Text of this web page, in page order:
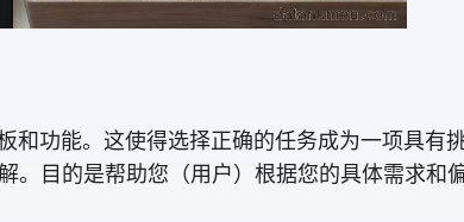
功能。这使得选择正确的任务成为一项具有
目的是帮助您（用户）根据您的具体需求和